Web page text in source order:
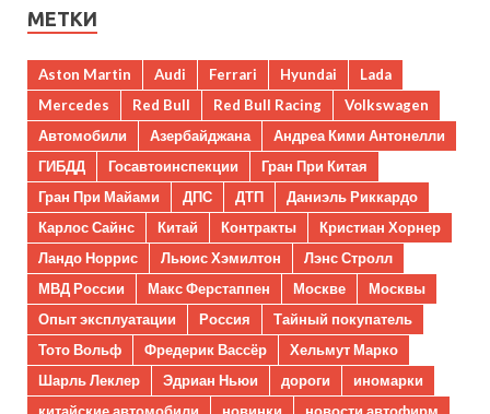
МЕТКИ
Aston Martin Audi Ferrari Hyundai
Lada
Mercedes
Red Bull Red Bull Racing
Volkswagen
Автомобили
Азербайджана
Андреа Кими Антонелли
ГИБДД
Госавтоинспекции
Гран При Китая
Гран При Майами
ДПС ДТП
Даниэль Риккардо
Карлос Сайнс
Китай Контракты
Кристиан Хорнер
Ландо Норрис
Льюис Хэмилтон
Лэнс Стролл
МВД России
Макс Ферстаппен Москве
Москвы
Опыт эксплуатации
Россия
Тайный покупатель
Тото Вольф
Фредерик Вассёр
Хельмут Марко
Шарль Леклер
Эдриан Ньюи дороги
иномарки